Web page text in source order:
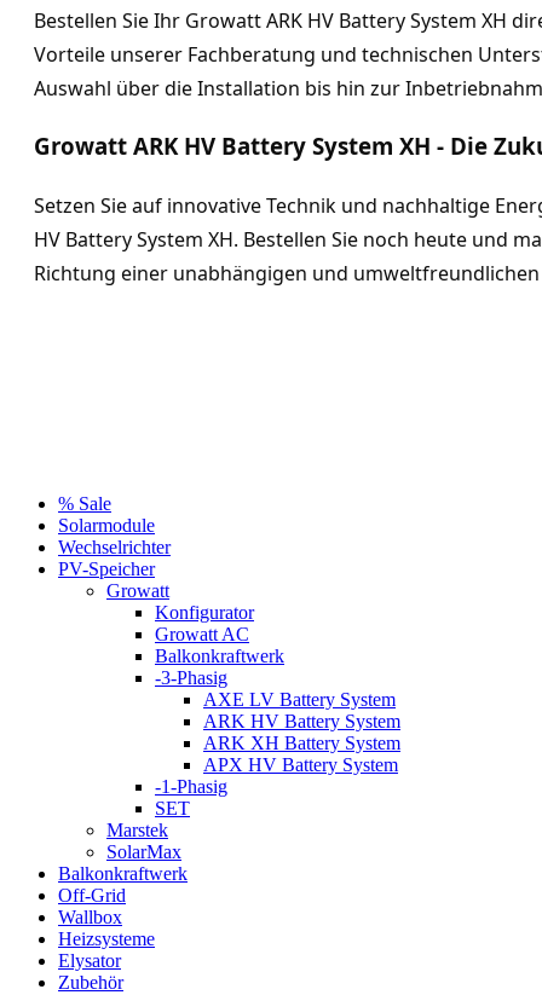
Bestellen Sie Ihr Growatt ARK HV Battery System XH
Vorteile unserer Fachberatung und technischen
Auswahl über die Installation bis hin zur
Growatt ARK HV Battery System XH - Die
Setzen Sie auf innovative Technik und nachhaltige
HV Battery System XH. Bestellen Sie noch heute und
Richtung einer unabhängigen und
% Sale
Solarmodule
Wechselrichter
PV-Speicher
Growatt
Konfigurator
Growatt AC
Balkonkraftwerk
-3-Phasig
AXE LV Battery System
ARK HV Battery System
ARK XH Battery System
APX HV Battery System
-1-Phasig
SET
Marstek
SolarMax
Balkonkraftwerk
Off-Grid
Wallbox
Heizsysteme
Elysator
Zubehör